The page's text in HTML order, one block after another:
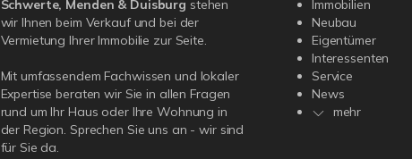
Schwerte, Menden & Duisburg stehen
wir Ihnen beim Verkauf und bei der
Vermietung Ihrer Immobilie zur Seite.
Mit umfassendem Fachwissen und lokaler
Expertise beraten wir Sie in allen Fragen
rund um Ihr Haus oder Ihre Wohnung in
der Region. Sprechen Sie uns an - wir sind
für Sie da.
Immobilien
Neubau
Eigentümer
Interessenten
Service
News
mehr